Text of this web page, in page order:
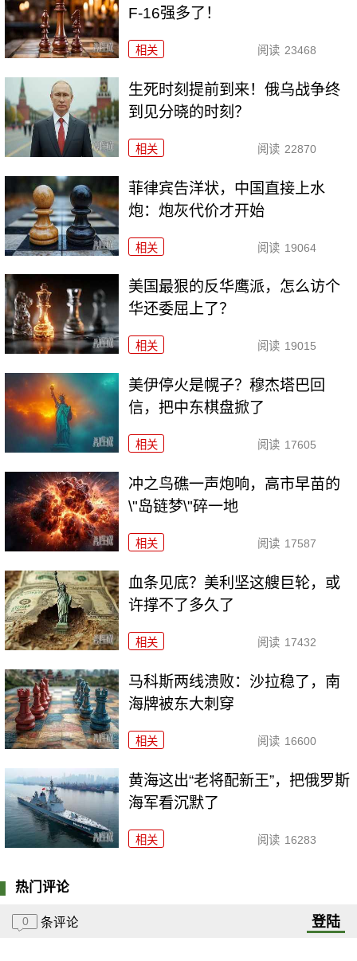
F-16强多了！
相关 阅读 23468
生死时刻提前到来！俄乌战争终
到见分晓的时刻？
相关 阅读 22870
菲律宾告洋状，中国直接上水
炮：炮灰代价才开始
相关 阅读 19064
美国最狠的反华鹰派，怎么访个
华还委屈上了？
相关 阅读 19015
美伊停火是幌子？穆杰塔巴回
信，把中东棋盘掀了
相关 阅读 17605
冲之鸟礁一声炮响，高市早苗的
\"岛链梦\"碎一地
相关 阅读 17587
血条见底？美利坚这艘巨轮，或
许撑不了多久了
相关 阅读 17432
马科斯两线溃败：沙拉稳了，南
海牌被东大刺穿
相关 阅读 16600
黄海这出“老将配新王”，把俄罗斯
海军看沉默了
相关 阅读 16283
热门评论
0 条评论 登陆